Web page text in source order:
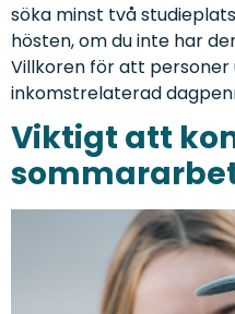
söka minst två
hösten, om du inte har
Villkoren för att personer
inkomstrelaterad
Viktigt att